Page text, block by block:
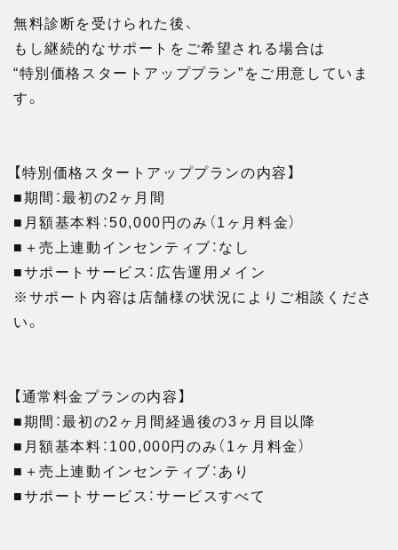
無料診断を受けられた後、
もし継続的なサポートをご希望される場合は
“特別価格スタートアッププラン”をご用意していま
す。
【特別価格スタートアッププランの内容】
■期間：最初の2ヶ月間
■月額基本料：50,000円のみ（1ヶ月料金）
■＋売上連動インセンティブ：なし
■サポートサービス：広告運用メイン
※サポート内容は店舗様の状況によりご相談くださ
い。
【通常料金プランの内容】
■期間：最初の2ヶ月間経過後の3ヶ月目以降
■月額基本料：100,000円のみ（1ヶ月料金）
■＋売上連動インセンティブ：あり
■サポートサービス：サービスすべて